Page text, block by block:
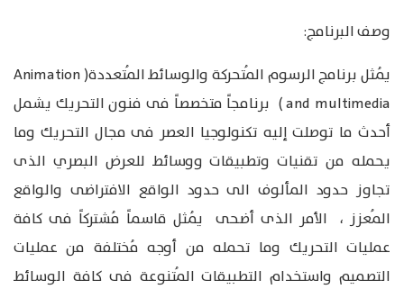
وصف البرنامج:
يُمثل برنامج الرسوم المُتحركة والوسائط المُتعددة( Animation
and multimedia ) برنامجاً متخصصاً فى فنون التحريك يشمل
أحدث ما توصلت إليه تكنولوجيا العصر فى مجال التحريك وما
يحمله من تقنيات وتطبيقات ووسائط للعرض البصري الذى
تجاوز حدود المألوف الى حدود الواقع الافتراضى والواقع
المُعزز ، الأمر الذى أضحى يُمثل قاسماً مُشتركاً فى كافة
عمليات التحريك وما تحمله من أوجه مُختلفة من عمليات
التصميم واستخدام التطبيقات المُتنوعة فى كافة الوسائط